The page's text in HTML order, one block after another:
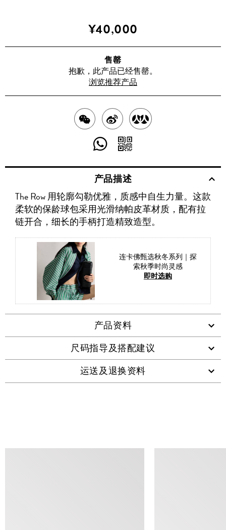
¥40,000
售罄
抱歉，此产品已经售罄。
浏览推荐产品
分
享
WECHAT
分
享
WEIBO
分
分
享
至
WHATSAPP
享
维
码
产品描述
The Row 用轮廓勾勒优雅，质感中自生力量。这款
柔软的保龄球包采用光滑纳帕皮革材质，配有拉
链开合，细长的手柄打造精致造型。
连卡佛甄选秋冬系列｜探
索秋季时尚灵感
即时选购
产品资料
尺码指导及搭配建议
运送及退换资料